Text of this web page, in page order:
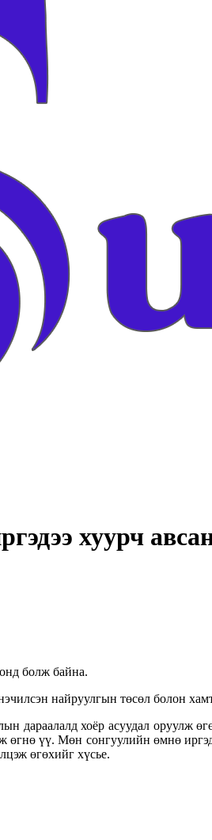
хуурч авсан
болж байна.
найруулгын төсөл болон
дараалалд хоёр асуудал оруулж
үү. Мөн сонгуулийн өмнө
өгөхийг хүсье.